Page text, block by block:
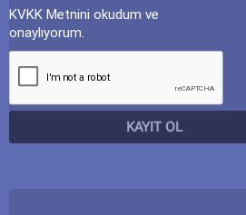
KVKK Metnini okudum ve
onaylıyorum.